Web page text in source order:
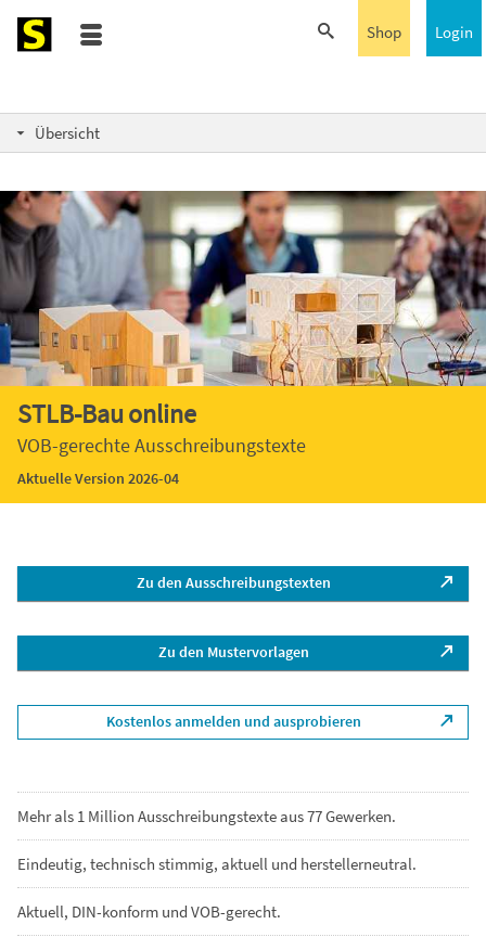
Login
Shop
Übersicht
STLB-Bauonline
VOB-gerechteAusschreibungstexte
Aktuelle Version 2026-04
Zu den Ausschreibungstexten
Zu den Mustervorlagen
Kostenlos anmelden und ausprobieren
Mehr als 1 Million Ausschreibungstexte aus 77 Gewerken.
Eindeutig, technisch stimmig, aktuell und herstellerneutral.
Aktuell, DIN-konform und VOB-gerecht.